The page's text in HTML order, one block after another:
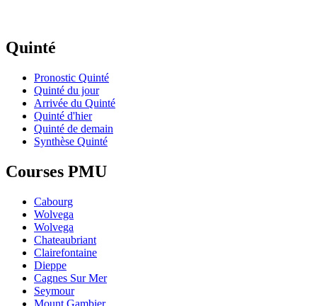
Quinté
Pronostic Quinté
Quinté du jour
Arrivée du Quinté
Quinté d'hier
Quinté de demain
Synthèse Quinté
Courses PMU
Cabourg
Wolvega
Wolvega
Chateaubriant
Clairefontaine
Dieppe
Cagnes Sur Mer
Seymour
Mount Gambier